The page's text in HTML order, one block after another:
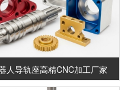
人导轨座高精CNC加工厂家